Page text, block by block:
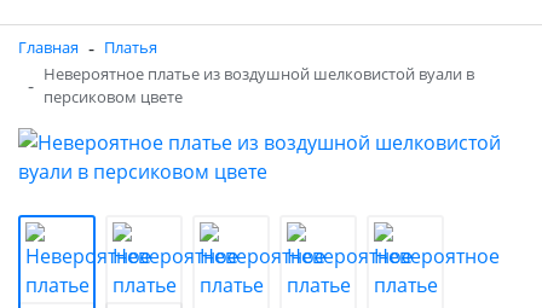
Главная - Платья
- Невероятное платье из воздушной шелковистой вуали в
персиковом цвете